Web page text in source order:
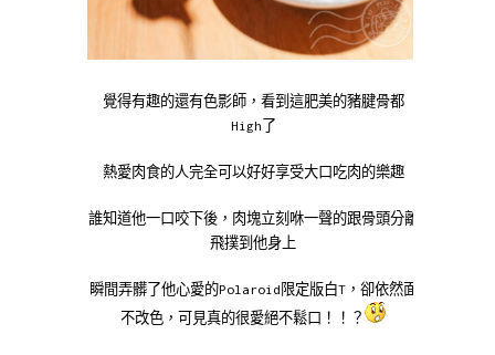
覺得有趣的還有色影師，看到這肥美的豬腱骨都
High了
熱愛肉食的人完全可以好好享受大口吃肉的樂趣
誰知道他一口咬下後，肉塊立刻咻一聲的跟骨頭分離
飛撲到他身上
瞬間弄髒了他心愛的Polaroid限定版白T，卻依然面
不改色，可見真的很愛絕不鬆口！！？